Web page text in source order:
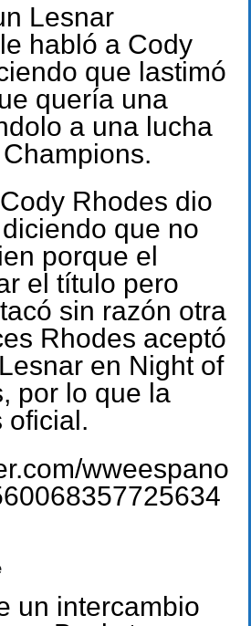
Lesnar
habló a Cody
que lastimó
quería una
a una lucha
Rhodes dio
que no
porque el
el título pero
sin razón otra
Rhodes aceptó
en Night of
por lo que la
oficial.
wweespano
un intercambio